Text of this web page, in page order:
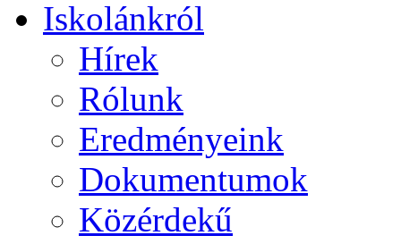
Iskolánkról
Hírek
Rólunk
Eredményeink
Dokumentumok
Közérdekű